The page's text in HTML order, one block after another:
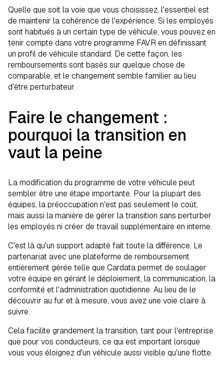
Quelle que soit la voie que vous choisissez, l'essentiel est
de maintenir la cohérence de l'expérience. Si les employés
sont habitués à un certain type de véhicule, vous pouvez en
tenir compte dans votre programme FAVR en définissant
un profil de véhicule standard. De cette façon, les
remboursements sont basés sur quelque chose de
comparable, et le changement semble familier au lieu
d'être perturbateur.
Faire le changement :
pourquoi la transition en
vaut la peine
La modification du programme de votre véhicule peut
sembler être une étape importante. Pour la plupart des
équipes, la préoccupation n'est pas seulement le coût,
mais aussi la manière de gérer la transition sans perturber
les employés ni créer de travail supplémentaire en interne.
C'est là qu'un support adapté fait toute la différence. Le
partenariat avec une plateforme de remboursement
entièrement gérée telle que Cardata permet de soulager
votre équipe en gérant le déploiement, la communication, la
conformité et l'administration quotidienne. Au lieu de le
découvrir au fur et à mesure, vous avez une voie claire à
suivre.
Cela facilite grandement la transition, tant pour l'entreprise
que pour vos conducteurs, ce qui est important lorsque
vous vous éloignez d'un véhicule aussi visible qu'une flotte.